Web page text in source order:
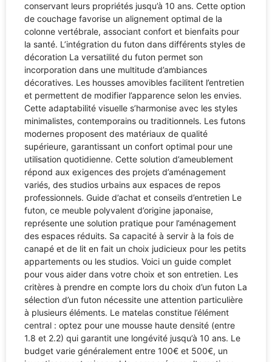
conservant leurs propriétés jusqu’à 10 ans. Cette option
de couchage favorise un alignement optimal de la
colonne vertébrale, associant confort et bienfaits pour
la santé. L’intégration du futon dans différents styles de
décoration La versatilité du futon permet son
incorporation dans une multitude d’ambiances
décoratives. Les housses amovibles facilitent l’entretien
et permettent de modifier l’apparence selon les envies.
Cette adaptabilité visuelle s’harmonise avec les styles
minimalistes, contemporains ou traditionnels. Les futons
modernes proposent des matériaux de qualité
supérieure, garantissant un confort optimal pour une
utilisation quotidienne. Cette solution d’ameublement
répond aux exigences des projets d’aménagement
variés, des studios urbains aux espaces de repos
professionnels. Guide d’achat et conseils d’entretien Le
futon, ce meuble polyvalent d’origine japonaise,
représente une solution pratique pour l’aménagement
des espaces réduits. Sa capacité à servir à la fois de
canapé et de lit en fait un choix judicieux pour les petits
appartements ou les studios. Voici un guide complet
pour vous aider dans votre choix et son entretien. Les
critères à prendre en compte lors du choix d’un futon La
sélection d’un futon nécessite une attention particulière
à plusieurs éléments. Le matelas constitue l’élément
central : optez pour une mousse haute densité (entre
1.8 et 2.2) qui garantit une longévité jusqu’à 10 ans. Le
budget varie généralement entre 100€ et 500€, un